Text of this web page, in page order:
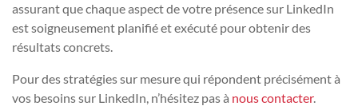
assurant que chaque aspect de votre présence sur LinkedIn
est soigneusement planifié et exécuté pour obtenir des
résultats concrets.
Pour des stratégies sur mesure qui répondent précisément à
vos besoins sur LinkedIn, n’hésitez pas à nous contacter.